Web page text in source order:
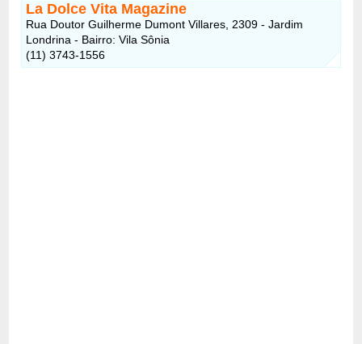
La Dolce Vita Magazine
Rua Doutor Guilherme Dumont Villares, 2309 - Jardim
Londrina - Bairro: Vila Sônia
(11) 3743-1556